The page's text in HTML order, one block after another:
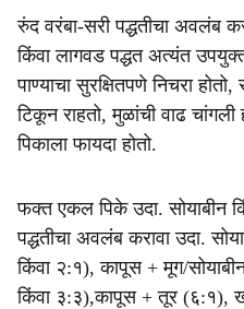
रुंद वरंबा-सरी पद्धतीचा अवलंब
किंवा लागवड पद्धत अत्यंत
पाण्याचा सुरक्षितपणे निचरा
टिकून राहतो, मुळांची वाढ
पिकाला फायदा होतो.
फक्त एकल पिके उदा. सोयाबीन
पद्धतीचा अवलंब करावा उदा.
किंवा २:१), कापूस + मूग/
किंवा ३:३),कापूस + तूर (६:१),